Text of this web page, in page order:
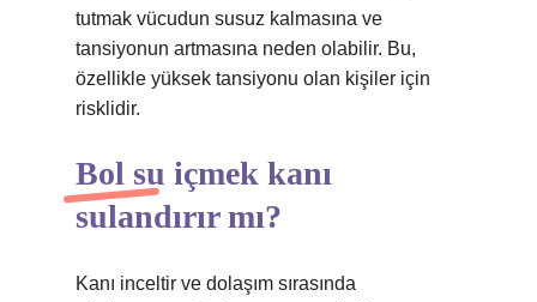
tutmak vücudun susuz kalmasına ve
tansiyonun artmasına neden olabilir. Bu,
özellikle yüksek tansiyonu olan kişiler için
risklidir.
Bol su içmek kanı
sulandırır mı?
Kanı inceltir ve dolaşım sırasında